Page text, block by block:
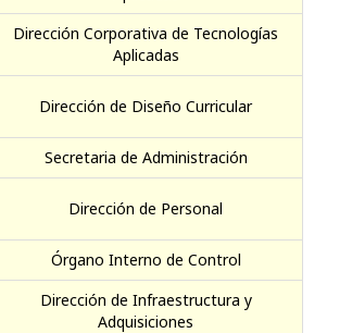
Dirección Corporativa de Tecnologías
Aplicadas
Dirección de Diseño Curricular
Secretaria de Administración
Dirección de Personal
Órgano Interno de Control
Dirección de Infraestructura y
Adquisiciones